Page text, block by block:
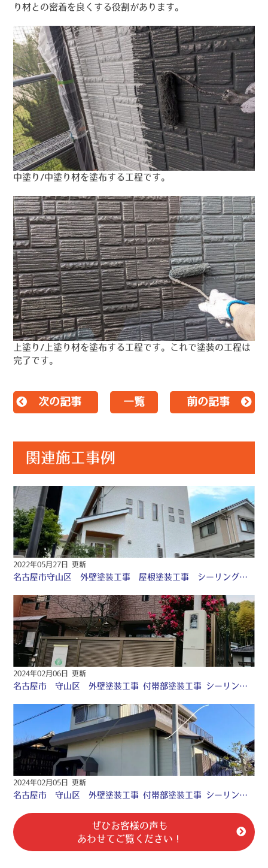
り材との密着を良くする役割があります。
中塗り/中塗り材を塗布する工程です。
上塗り/上塗り材を塗布する工程です。これで塗装の工程は
完了です。
次の記事 一覧 前の記事
関連施工事例
2022年05月27日 更新
名古屋市守山区 外壁塗装工事 屋根塗装工事 シーリング工事 防水工事 ♤
2024年02月06日 更新
名古屋市 守山区 外壁塗装工事 付帯部塗装工事 シーリング工事 ♢
2024年02月05日 更新
名古屋市 守山区 外壁塗装工事 付帯部塗装工事 シーリング工事 防水工事☆
ぜひお客様の声も
あわせてご覧ください！